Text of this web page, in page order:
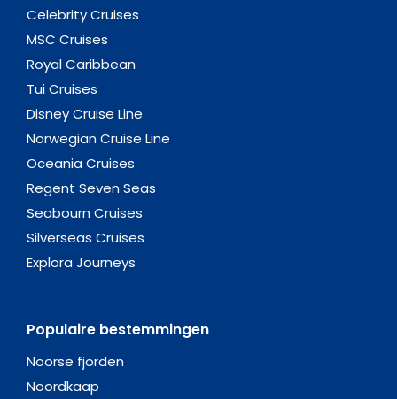
Celebrity Cruises
MSC Cruises
Royal Caribbean
Tui Cruises
Disney Cruise Line
Norwegian Cruise Line
Oceania Cruises
Regent Seven Seas
Seabourn Cruises
Silverseas Cruises
Explora Journeys
Populaire bestemmingen
Noorse fjorden
Noordkaap